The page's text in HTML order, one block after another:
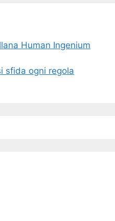
Human Ingenium
sfida ogni regola